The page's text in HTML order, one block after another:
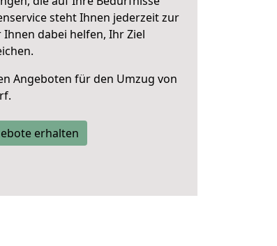
steht Ihnen jederzeit zur
dabei helfen, Ihr Ziel
Angeboten für den Umzug von
erhalten